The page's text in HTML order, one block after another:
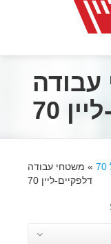
70
» משטחי עבודה
דלפקיים-ליין 70